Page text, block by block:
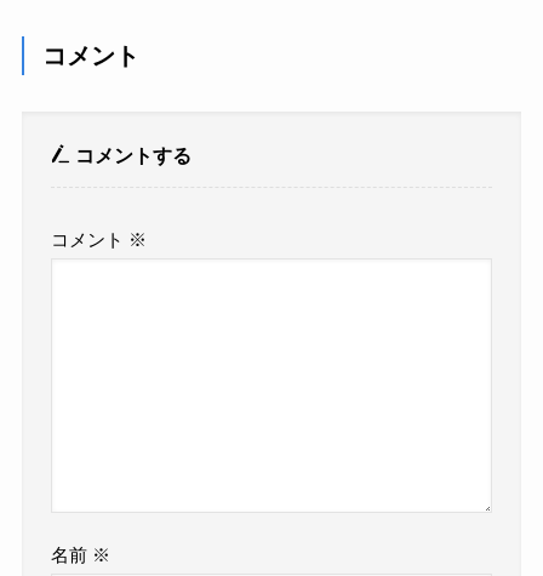
コメント
コメントする
コメント ※
名前 ※